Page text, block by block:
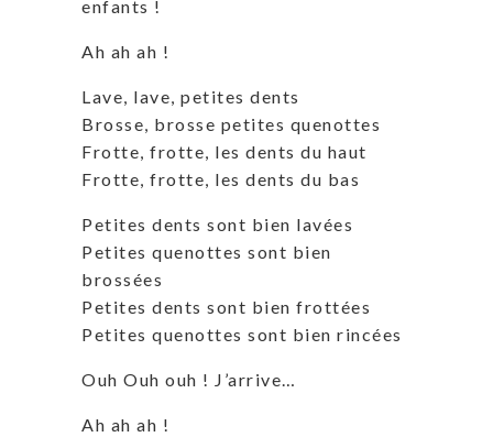
enfants !
Ah ah ah !
Lave, lave, petites dents
Brosse, brosse petites quenottes
Frotte, frotte, les dents du haut
Frotte, frotte, les dents du bas
Petites dents sont bien lavées
Petites quenottes sont bien
brossées
Petites dents sont bien frottées
Petites quenottes sont bien rincées
Ouh Ouh ouh ! J’arrive…
Ah ah ah !